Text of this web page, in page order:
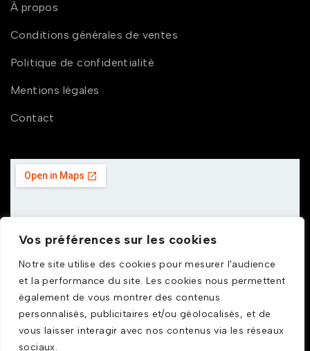
Vos préférences sur les cookies
Notre site utilise des cookies pour mesurer l'audience
et la performance du site. Les cookies nous permettent
également de vous montrer des contenus
personnalisés, publicitaires et/ou géolocalisés, et de
vous laisser interagir avec nos contenus via les réseaux
sociaux.
À propos
Conditions générales de ventes
Politique de confidentialité
Mentions légales
Contact